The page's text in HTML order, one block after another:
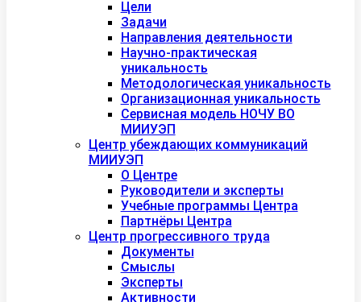
Цели
Задачи
Направления деятельности
Научно-практическая
уникальность
Методологическая уникальность
Организационная уникальность
Сервисная модель НОЧУ ВО
МИИУЭП
Центр убеждающих коммуникаций
МИИУЭП
О Центре
Руководители и эксперты
Учебные программы Центра
Партнёры Центра
Центр прогрессивного труда
Документы
Смыслы
Эксперты
Активности